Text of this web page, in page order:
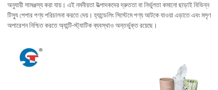
অনুযায়ী সামঞ্জস্য করা যায়। এই নমনীয়তা উত্পাদকদের দ্রুততা বা নির্ভুলতা কমানো ছাড়াই বিভিন্ন
টিস্যু পেপার পণ্য পরিচালনা করতে দেয়। হ্যান্ডেলিং সিস্টেমে পণ্য আটকে যাওয়া এড়াতে এবং মসৃণ
অপারেশন নিশ্চিত করতে অ্যান্টি-স্ট্যাটিক ব্যবস্থাও অন্তর্ভুক্ত রয়েছে।